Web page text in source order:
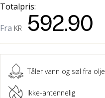
Totalpris:
Fra KR592.90
Tåler vann og søl fra olje
Ikke-antennelig